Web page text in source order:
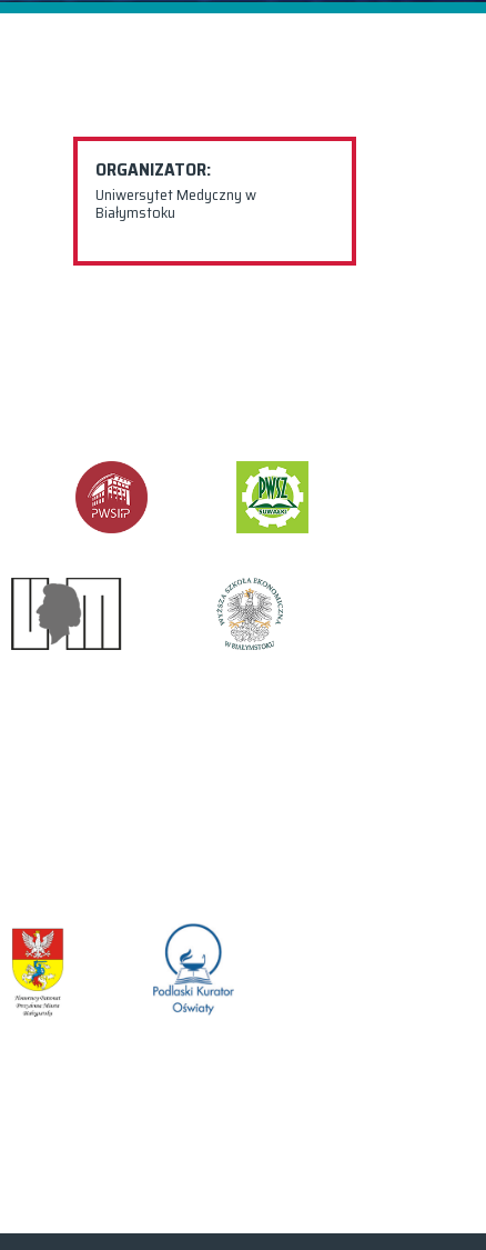
ORGANIZATOR:
Uniwersytet Medyczny w
Białymstoku